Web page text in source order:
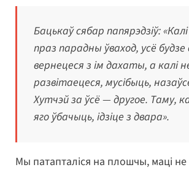
Бацькаў сябар папярэдзіў:
праз парадны ўваход, усё
вернецеся з ім дахаты, а калі
развітаецеся, мусібыць,
Хутчэй за ўсё — другое. Таму,
яго ўбачыць, ідзіце з двара».
Мы патапталіся на плошчы, маці